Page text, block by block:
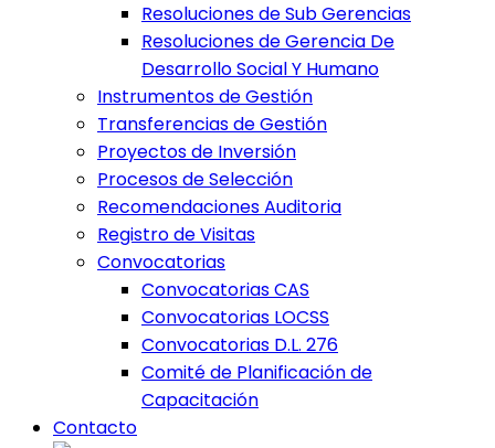
Resoluciones de Sub Gerencias
Resoluciones de Gerencia De
Desarrollo Social Y Humano
Instrumentos de Gestión
Transferencias de Gestión
Proyectos de Inversión
Procesos de Selección
Recomendaciones Auditoria
Registro de Visitas
Convocatorias
Convocatorias CAS
Convocatorias LOCSS
Convocatorias D.L. 276
Comité de Planificación de
Capacitación
Contacto